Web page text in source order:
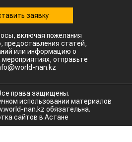
заявку
включая пожелания
предоставления статей,
или информацию о
отправьте
nan.kz
права защищены.
использовании материалов
nan.kz обязательна.
сайтов в Астане